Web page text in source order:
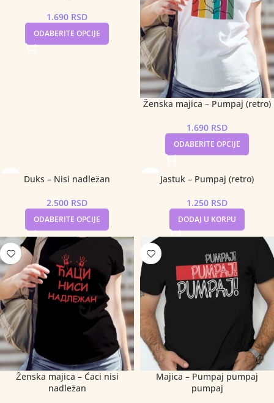
1.690 RSD
ODABERITE OPCIJE
Ženska majica – Pumpaj (retro)
1.690 RSD
ODABERITE OPCIJE
Duks – Nisi nadležan
2.500 RSD
ODABERITE OPCIJE
Jastuk – Pumpaj (retro)
1.250 RSD
DODAJ U KORPU
Ženska majica – Ćaci nisi
nadležan
Majica – Pumpaj pumpaj
pumpaj